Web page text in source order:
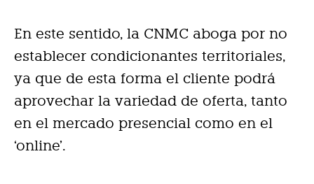
En este sentido, la CNMC aboga por no
establecer condicionantes territoriales,
ya que de esta forma el cliente podrá
aprovechar la variedad de oferta, tanto
en el mercado presencial como en el
‘online’.